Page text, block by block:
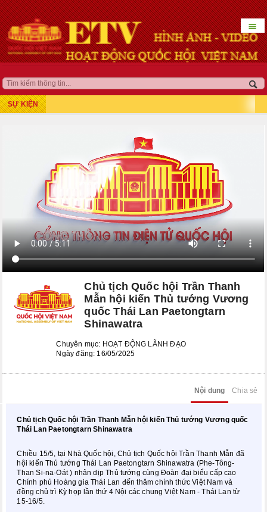
QUỐC HỘI KHÓA XV
Kỳ họp thứ 8
Kỳ họp thứ 10
Kỳ họp thứ 9
Kỳ họp bất thường lần thứ 9
Kỳ họp thứ 6
Kỳ họp thứ 5
KỲ HỌP BẤT THƯỜNG LẦN
CÁC PHIÊN HỌP UBTVQH
Phiên họp thứ 35
Phiên họp thứ 39
Phiên họp thứ 42
☰
SỰ KIỆN
Chủ tịch Quốc hội Trần Thanh
Mẫn hội kiến Thủ tướng Vương
quốc Thái Lan Paetongtarn
Shinawatra
Chuyên mục: HOẠT ĐỘNG LÃNH ĐẠO
Ngày đăng: 16/05/2025
Chia sẻ
Nội dung
Chủ tịch Quốc hội Trần Thanh Mẫn hội kiến Thủ tướng Vương quốc
Thái Lan Paetongtarn Shinawatra
Chiều 15/5, tại Nhà Quốc hội, Chủ tịch Quốc hội Trần Thanh Mẫn đã
hội kiến Thủ tướng Thái Lan Paetongtarn Shinawatra (Phe-Tông-
Than Si-na-Oát ) nhân dịp Thủ tướng cùng Đoàn đại biểu cấp cao
Chính phủ Hoàng gia Thái Lan đến thăm chính thức Việt Nam và
đồng chủ trì Kỳ họp lần thứ 4 Nội các chung Việt Nam - Thái Lan từ
15-16/5.